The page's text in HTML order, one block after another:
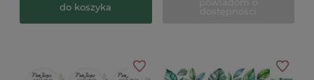
do koszyka